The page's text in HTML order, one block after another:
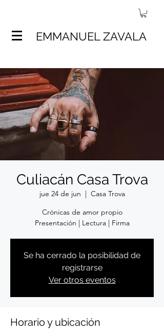
EMMANUEL ZAVALA
Culiacán Casa Trova
jue 24 de jun
  |
Casa Trova
Crónicas de amor propio
Presentación | Lectura | Firma
Se ha cerrado la posibilidad de
registrarse
Ver otros eventos
Horario y ubicación